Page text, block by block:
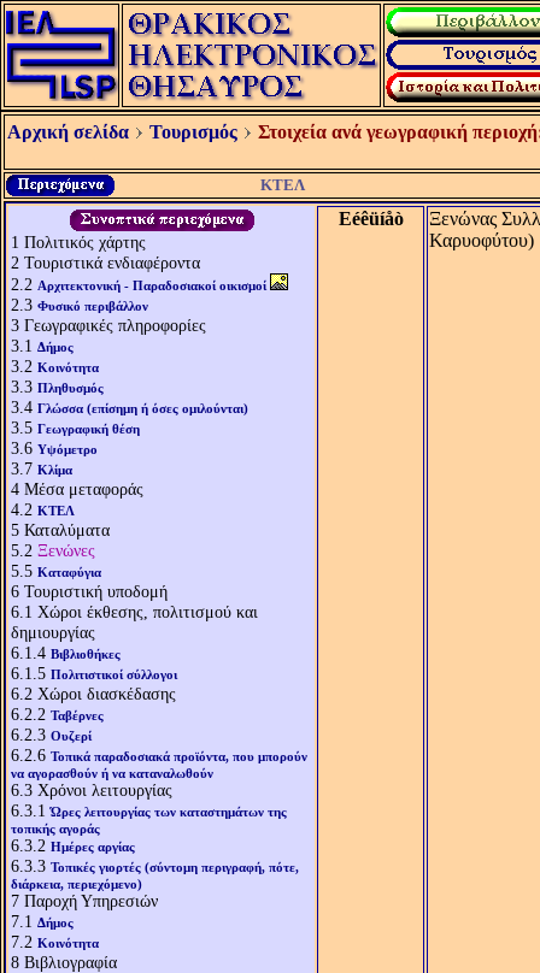
Αρχική σελίδα Τουρισμός Στοιχεία ανά γεωγραφική
ΚΤΕΛ
1 Πολιτικός χάρτης
2 Τουριστικά ενδιαφέροντα
2.2 Αρχιτεκτονική - Παραδοσιακοί οικισμοί
2.3 Φυσικό περιβάλλον
3 Γεωγραφικές πληροφορίες
3.1 Δήμος
3.2 Κοινότητα
3.3 Πληθυσμός
3.4 Γλώσσα (επίσημη ή όσες ομιλούνται)
3.5 Γεωγραφική θέση
3.6 Υψόμετρο
3.7 Κλίμα
4 Μέσα μεταφοράς
4.2 ΚΤΕΛ
5 Καταλύματα
5.2 Ξενώνες
5.5 Καταφύγια
6 Τουριστική υποδομή
6.1 Χώροι έκθεσης, πολιτισμού και
δημιουργίας
6.1.4 Βιβλιοθήκες
6.1.5 Πολιτιστικοί σύλλογοι
6.2 Χώροι διασκέδασης
6.2.2 Ταβέρνες
6.2.3 Ουζερί
6.2.6 Τοπικά παραδοσιακά προϊόντα, που μπορούν
να αγορασθούν ή να καταναλωθούν
6.3 Χρόνοι λειτουργίας
6.3.1Ώρες λειτουργίας των καταστημάτων της
τοπικής αγοράς
6.3.2 Ημέρες αργίας
6.3.3 Τοπικές γιορτές (σύντομη περιγραφή, πότε,
διάρκεια, περιεχόμενο)
7 Παροχή Υπηρεσιών
7.1 Δήμος
7.2 Κοινότητα
8 Βιβλιογραφία
Eéêüíåò
Ξενώνας
Καρυοφύτου)